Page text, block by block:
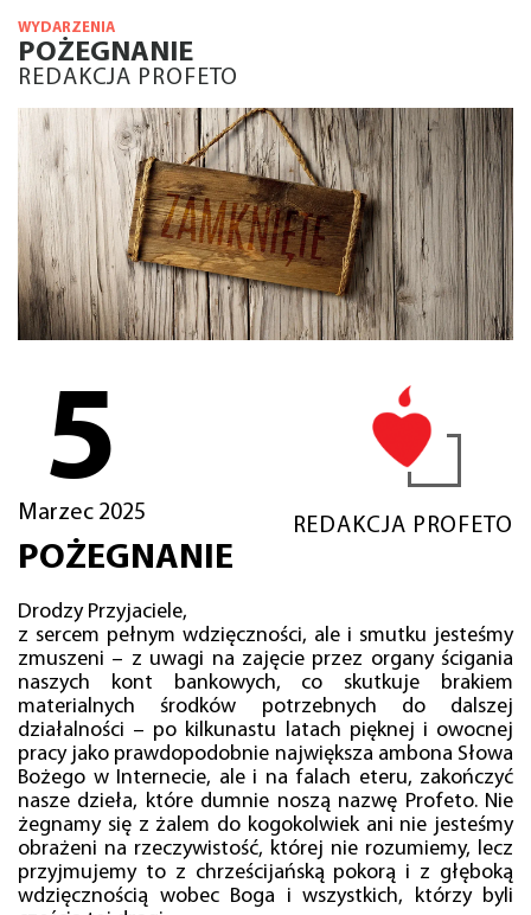
WYDARZENIA
POŻEGNANIE
REDAKCJA PROFETO
5
Marzec 2025
REDAKCJA PROFETO
POŻEGNANIE
Drodzy Przyjaciele,
z sercem pełnym wdzięczności, ale i smutku jesteśmy
zmuszeni – z uwagi na zajęcie przez organy ścigania
naszych kont bankowych, co skutkuje brakiem
materialnych środków potrzebnych do dalszej
działalności – po kilkunastu latach pięknej i owocnej
pracy jako prawdopodobnie największa ambona Słowa
Bożego w Internecie, ale i na falach eteru, zakończyć
nasze dzieła, które dumnie noszą nazwę Profeto. Nie
żegnamy się z żalem do kogokolwiek ani nie jesteśmy
obrażeni na rzeczywistość, której nie rozumiemy, lecz
przyjmujemy to z chrześcijańską pokorą i z głęboką
wdzięcznością wobec Boga i wszystkich, którzy byli